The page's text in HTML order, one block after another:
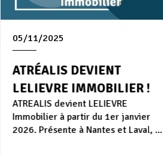
05/11/2025
ATRÉALIS DEVIENT
LELIEVRE IMMOBILIER !
ATREALIS devient LELIEVRE
Immobilier à partir du 1er janvier
2026. Présente à Nantes et Laval, ...